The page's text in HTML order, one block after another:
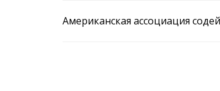
Американская ассоциация